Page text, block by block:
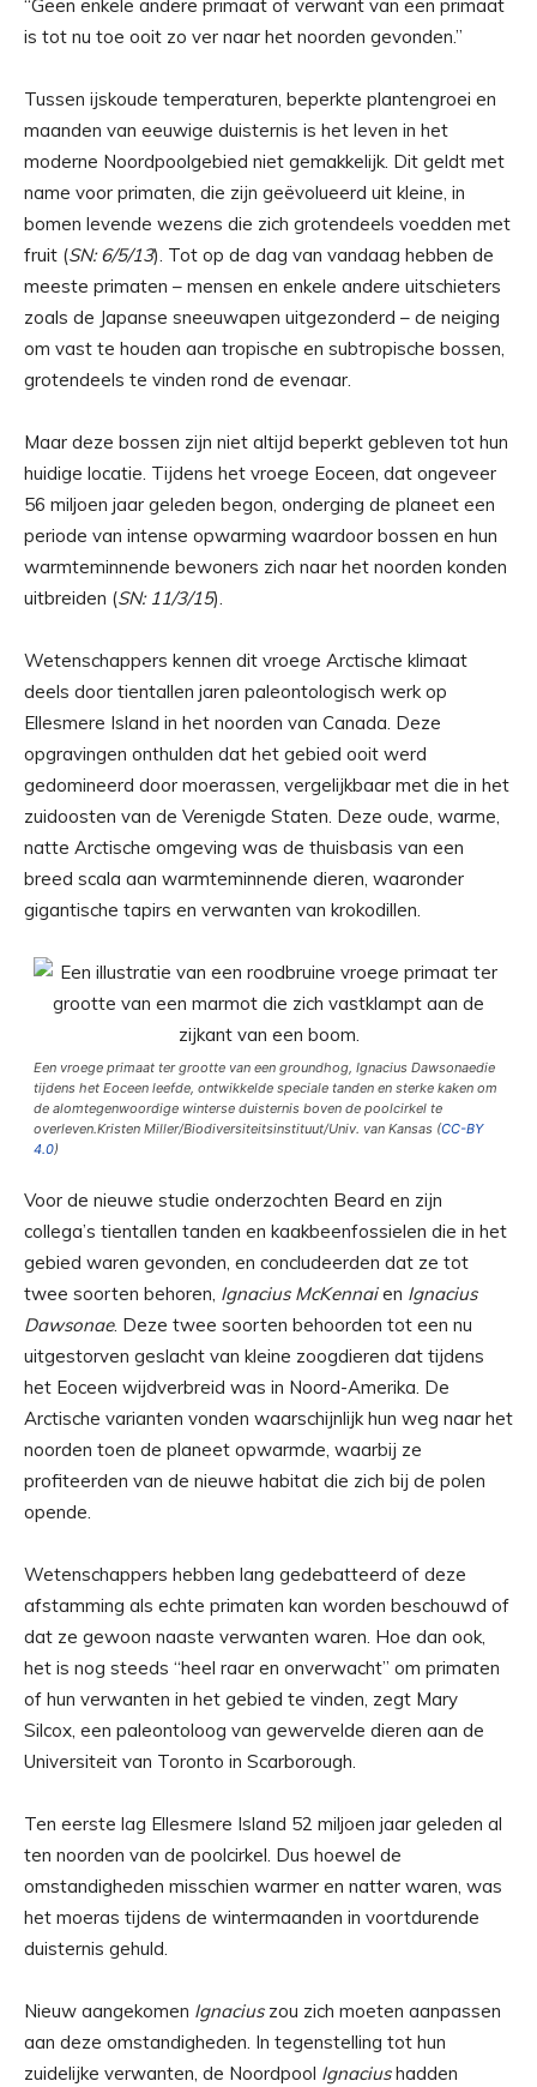
“Geen enkele andere primaat of verwant van een primaat
is tot nu toe ooit zo ver naar het noorden gevonden.”
Tussen ijskoude temperaturen, beperkte plantengroei en
maanden van eeuwige duisternis is het leven in het
moderne Noordpoolgebied niet gemakkelijk. Dit geldt met
name voor primaten, die zijn geëvolueerd uit kleine, in
bomen levende wezens die zich grotendeels voedden met
fruit (SN: 6/5/13). Tot op de dag van vandaag hebben de
meeste primaten – mensen en enkele andere uitschieters
zoals de Japanse sneeuwapen uitgezonderd – de neiging
om vast te houden aan tropische en subtropische bossen,
grotendeels te vinden rond de evenaar.
Maar deze bossen zijn niet altijd beperkt gebleven tot hun
huidige locatie. Tijdens het vroege Eoceen, dat ongeveer
56 miljoen jaar geleden begon, onderging de planeet een
periode van intense opwarming waardoor bossen en hun
warmteminnende bewoners zich naar het noorden konden
uitbreiden (SN: 11/3/15).
Wetenschappers kennen dit vroege Arctische klimaat
deels door tientallen jaren paleontologisch werk op
Ellesmere Island in het noorden van Canada. Deze
opgravingen onthulden dat het gebied ooit werd
gedomineerd door moerassen, vergelijkbaar met die in het
zuidoosten van de Verenigde Staten. Deze oude, warme,
natte Arctische omgeving was de thuisbasis van een
breed scala aan warmteminnende dieren, waaronder
gigantische tapirs en verwanten van krokodillen.
Een vroege primaat ter grootte van een groundhog, Ignacius Dawsonaedie
tijdens het Eoceen leefde, ontwikkelde speciale tanden en sterke kaken om
de alomtegenwoordige winterse duisternis boven de poolcirkel te
overleven.Kristen Miller/Biodiversiteitsinstituut/Univ. van Kansas (CC-BY
4.0)
Voor de nieuwe studie onderzochten Beard en zijn
collega’s tientallen tanden en kaakbeenfossielen die in het
gebied waren gevonden, en concludeerden dat ze tot
twee soorten behoren, Ignacius McKennaien Ignacius
Dawsonae. Deze twee soorten behoorden tot een nu
uitgestorven geslacht van kleine zoogdieren dat tijdens
het Eoceen wijdverbreid was in Noord-Amerika. De
Arctische varianten vonden waarschijnlijk hun weg naar het
noorden toen de planeet opwarmde, waarbij ze
profiteerden van de nieuwe habitat die zich bij de polen
opende.
Wetenschappers hebben lang gedebatteerd of deze
afstamming als echte primaten kan worden beschouwd of
dat ze gewoon naaste verwanten waren. Hoe dan ook,
het is nog steeds “heel raar en onverwacht” om primaten
of hun verwanten in het gebied te vinden, zegt Mary
Silcox, een paleontoloog van gewervelde dieren aan de
Universiteit van Toronto in Scarborough.
Ten eerste lag Ellesmere Island 52 miljoen jaar geleden al
ten noorden van de poolcirkel. Dus hoewel de
omstandigheden misschien warmer en natter waren, was
het moeras tijdens de wintermaanden in voortdurende
duisternis gehuld.
Nieuw aangekomen Ignaciuszou zich moeten aanpassen
aan deze omstandigheden. In tegenstelling tot hun
zuidelijke verwanten, de Noordpool Ignaciushadden